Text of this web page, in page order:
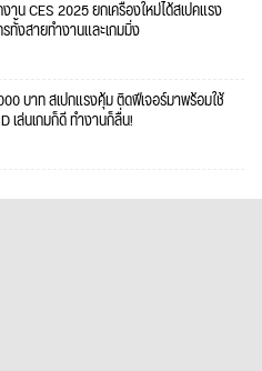
าน CES 2025 ยกเครื่องใหม่ได้สเปคแรง
ทั้งสายทำงานและเกมมิ่ง
บาท สเปกแรงคุ้ม ติดฟีเจอร์มาพร้อมใช้
เล่นเกมก็ดี ทำงานก็ลื่น!